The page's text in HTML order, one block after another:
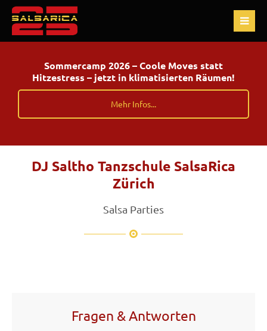
Sommercamp 2026 – Coole Moves statt
Hitzestress – jetzt in klimatisierten Räumen!
Mehr Infos...
DJ Saltho Tanzschule SalsaRica
Zürich
Salsa Parties
Fragen & Antworten